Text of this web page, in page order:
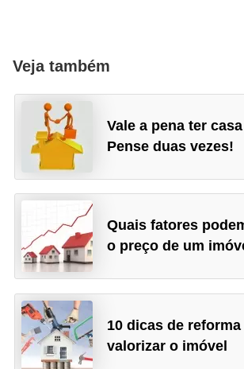
Veja também
Vale a pena ter
Pense duas vezes!
Quais fatores
o preço de um
10 dicas de reforma
valorizar o imóvel